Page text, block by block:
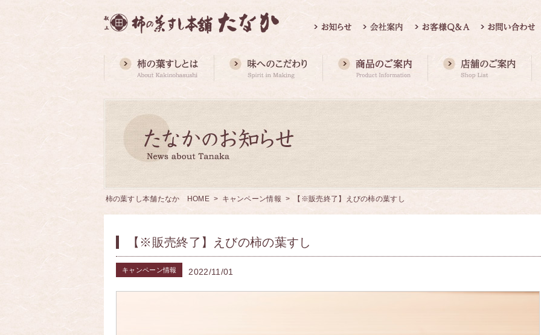
柿の葉すし本舗たなか HOME > キャンペーン情報 > 【※販売終了】えびの柿の葉すし
【※販売終了】えびの柿の葉すし
キャンペーン情報 2022/11/01